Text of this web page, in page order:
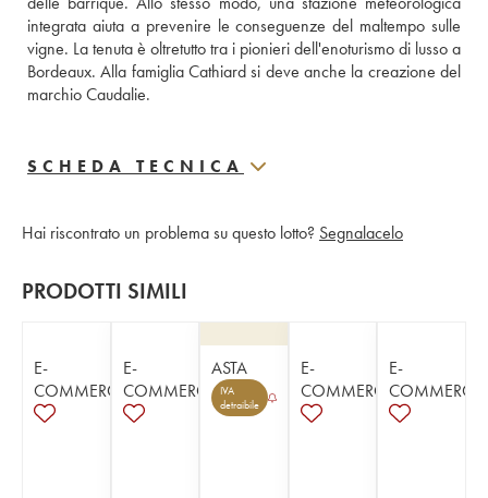
integrata aiuta a prevenire le conseguenze del maltempo sulle
vigne. La tenuta è oltretutto tra i pionieri dell'enoturismo di lusso a
Bordeaux. Alla famiglia Cathiard si deve anche la creazione del
marchio Caudalie.
SCHEDA TECNICA
Hai riscontrato un problema su questo lotto? Segnalacelo
PRODOTTI SIMILI
E-
COMMERCE
E-
COMMERCE
ASTA
IVA
detraibile
E-
COMMERCE
E-
COMMERCE